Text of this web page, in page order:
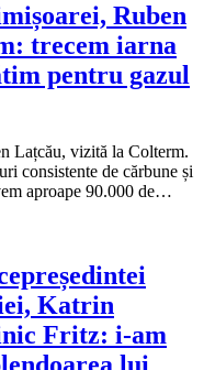
Ruben
trecem iarna
pentru gazul
Lațcău, vizită la Colterm.
consistente de cărbune și
aproape 90.000 de…
Katrin
Fritz: i-am